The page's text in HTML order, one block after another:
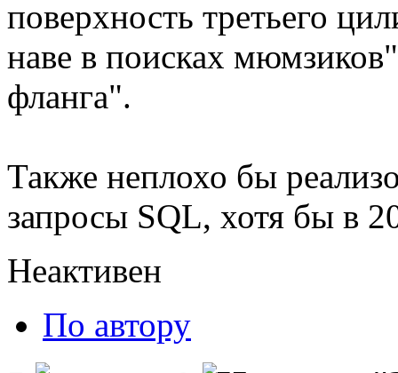
поверхность третьего
наве в поисках
фланга".
Также неплохо бы
запросы SQL, хотя бы в
Неактивен
По автору